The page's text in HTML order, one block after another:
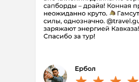
Компанией
Выбрать дату